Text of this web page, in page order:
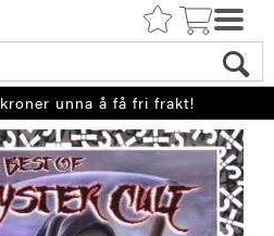
kroner unna å få fri frakt!